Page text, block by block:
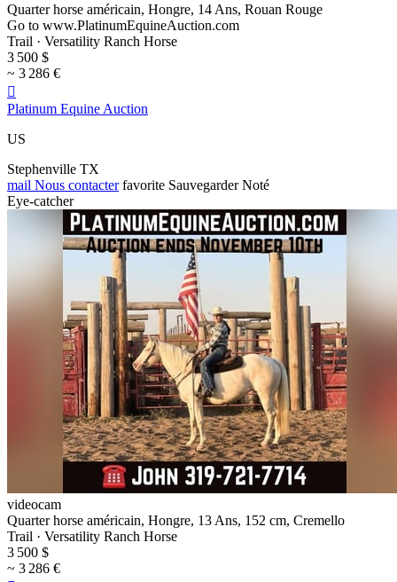
Quarter horse américain, Hongre, 14 Ans, Rouan Rouge
Go to www.PlatinumEquineAuction.com
Trail · Versatility Ranch Horse
3 500 $
~ 3 286 €

Platinum Equine Auction
US
Stephenville TX
mail Nous contacter favorite Sauvegarder Noté
Eye-catcher
videocam
Quarter horse américain, Hongre, 13 Ans, 152 cm, Cremello
Trail · Versatility Ranch Horse
3 500 $
~ 3 286 €